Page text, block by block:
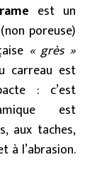
est un
poreuse)
« grès »
carreau est
: c’est
est
aux taches,
à l’abrasion.